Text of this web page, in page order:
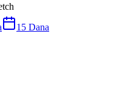
15 Dana